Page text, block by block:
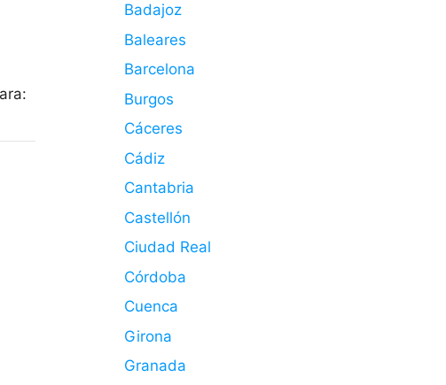
Badajoz
Baleares
Barcelona
Burgos
Cáceres
Cádiz
Cantabria
Castellón
Ciudad Real
Córdoba
Cuenca
Girona
Granada